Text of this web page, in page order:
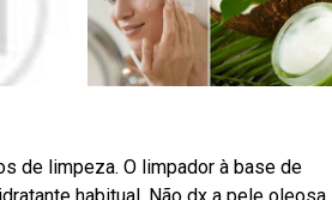
de limpeza. O limpador à base de